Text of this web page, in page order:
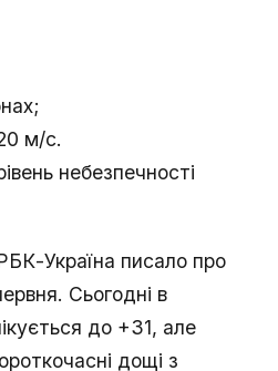
м/с.
небезпечності
Україна писало про
Сьогодні в
до +31, але
дощі з